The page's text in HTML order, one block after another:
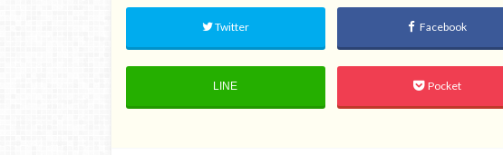
Twitter Facebook
LINE Pocket